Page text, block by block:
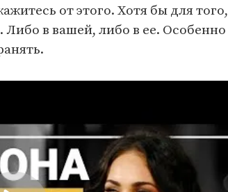
от этого. Хотя бы для того,
в вашей, либо в ее. Особенно